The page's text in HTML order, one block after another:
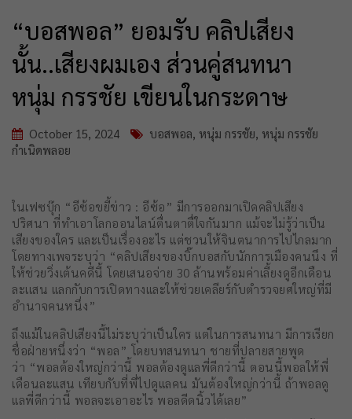
“บอสพอล” ยอมรับ คลิปเสียง
นั้น..เสียงผมเอง ส่วนคู่สนทนา
หนุ่ม กรรชัย เขียนในกระดาษ
October 15, 2024 บอสพอล, หนุ่ม กรรชัย, หนุ่ม กรรชัย
กำเนิดพลอย
ในเฟซบุ๊ก “อีซ้อขยี้ข่าว : อีซ้อ” มีการออกมาเปิดคลิปเสียง
ปริศนา ที่ทำเอาโลกออนไลน์ตื่นตาตื่ใจกันมาก แม้จะไม่รู้ว่าเป็น
เสียงของใคร และเป็นเรื่องอะไร แต่ชวนให้จินตนาการไปไกลมาก
โดยทางเพจระบุว่า “คลิปเสียงของบิ๊กบอสกับนักการเมืองคนนึง ที่
ให้ช่วยวิ่งเต้นคดีนี้ โดยเสนอจ่าย 30 ล้านพร้อมค่าเลี้ยงดูอีกเดือน
ละเเสน แลกกับการเปิดทางและให้ช่วยเคลียร์กับตำรวจยศใหญ่ที่มี
อำนาจคนหนึ่ง”
ถึงแม้ในคลิปเสียงนี้ไม่ระบุว่าเป็นใคร แต่ในการสนทนา มีการเรียก
ชื่อฝ่ายหนึ่งว่า “พอล” โดยบทสนทนา ชายที่ปลายสายพูด
ว่า “พอลต้องใหญ่กว่านี้ พอลต้องดูแลพี่ดีกว่านี้ ตอนนี้พอลให้พี่
เดือนละแสน เทียบกับที่พี่ไปดูแลคน มันต้องใหญ่กว่านี้ ถ้าพอลดู
แลพี่ดีกว่านี้ พอลจะเอาอะไร พอลดีดนิ้วได้เลย”